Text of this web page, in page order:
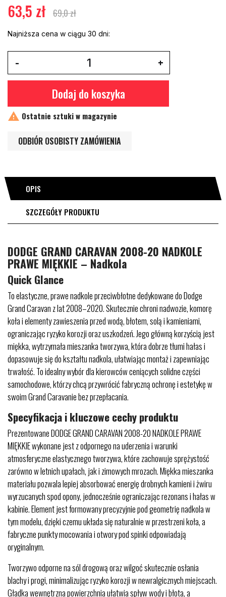
63,5 zł 69,0 zł
Najniższa cena w ciągu 30 dni:
Dodaj do koszyka
 Ostatnie sztuki w magazynie
ODBIÓR OSOBISTY ZAMÓWIENIA
OPIS
SZCZEGÓŁY PRODUKTU
DODGE GRAND CARAVAN 2008-20 NADKOLE
PRAWE MIĘKKIE – Nadkola
Quick Glance
To elastyczne, prawe nadkole przeciwbłotne dedykowane do Dodge
Grand Caravan z lat 2008–2020. Skutecznie chroni nadwozie, komorę
koła i elementy zawieszenia przed wodą, błotem, solą i kamieniami,
ograniczając ryzyko korozji oraz uszkodzeń. Jego główną korzyścią jest
miękka, wytrzymała mieszanka tworzywa, która dobrze tłumi hałas i
dopasowuje się do kształtu nadkola, ułatwiając montaż i zapewniając
trwałość. To idealny wybór dla kierowców ceniących solidne części
samochodowe, którzy chcą przywrócić fabryczną ochronę i estetykę w
swoim Grand Caravanie bez przepłacania.
Specyfikacja i kluczowe cechy produktu
Prezentowane DODGE GRAND CARAVAN 2008-20 NADKOLE PRAWE
MIĘKKIE wykonane jest z odpornego na uderzenia i warunki
atmosferyczne elastycznego tworzywa, które zachowuje sprężystość
zarówno w letnich upałach, jak i zimowych mrozach. Miękka mieszanka
materiału pozwala lepiej absorbować energię drobnych kamieni i żwiru
wyrzucanych spod opony, jednocześnie ograniczając rezonans i hałas w
kabinie. Element jest formowany precyzyjnie pod geometrię nadkola w
tym modelu, dzięki czemu układa się naturalnie w przestrzeni koła, a
fabryczne punkty mocowania i otwory pod spinki odpowiadają
oryginalnym.
Tworzywo odporne na sól drogową oraz wilgoć skutecznie osłania
blachy i progi, minimalizując ryzyko korozji w newralgicznych miejscach.
Gładka wewnętrzna powierzchnia ułatwia spływ wody i błota, a